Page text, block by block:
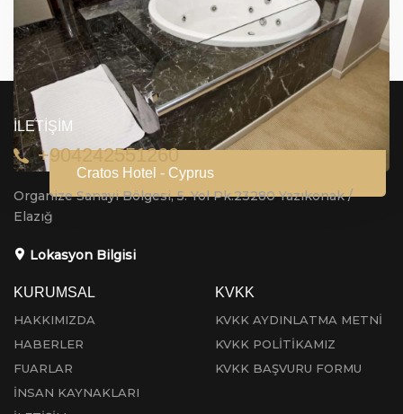
Cratos Hotel - Cyprus
İLETİŞİM
+904242551260
Organize Sanayi Bölgesi, 5. Yol Pk.23280 Yazıkonak /
Elazığ
Lokasyon Bilgisi
KURUMSAL
HAKKIMIZDA
HABERLER
FUARLAR
İNSAN KAYNAKLARI
KVKK
KVKK AYDINLATMA METNİ
KVKK POLİTİKAMIZ
KVKK BAŞVURU FORMU